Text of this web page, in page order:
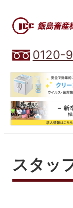
0120-
スタッ